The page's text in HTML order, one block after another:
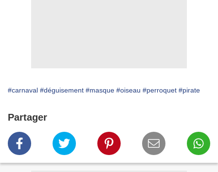
#carnaval #déguisement #masque #oiseau #perroquet #pirate
Partager